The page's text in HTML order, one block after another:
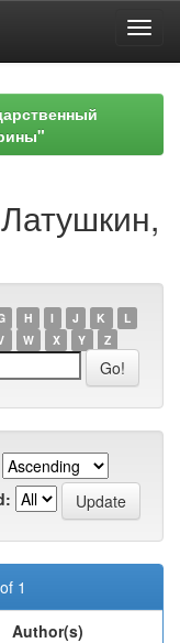
H I J K
L
W X Y Z
1
Author(s)